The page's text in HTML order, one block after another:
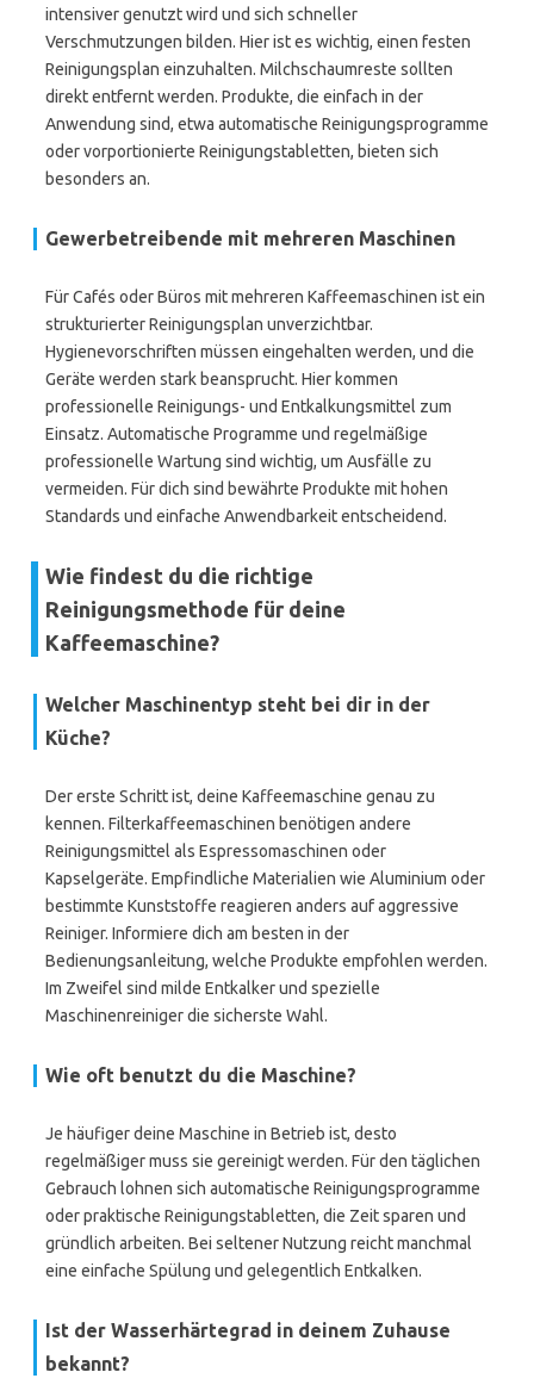
intensiver genutzt wird und sich schneller
Verschmutzungen bilden. Hier ist es wichtig, einen festen
Reinigungsplan einzuhalten. Milchschaumreste sollten
direkt entfernt werden. Produkte, die einfach in der
Anwendung sind, etwa automatische Reinigungsprogramme
oder vorportionierte Reinigungstabletten, bieten sich
besonders an.
Gewerbetreibende mit mehreren Maschinen
Für Cafés oder Büros mit mehreren Kaffeemaschinen ist ein
strukturierter Reinigungsplan unverzichtbar.
Hygienevorschriften müssen eingehalten werden, und die
Geräte werden stark beansprucht. Hier kommen
professionelle Reinigungs- und Entkalkungsmittel zum
Einsatz. Automatische Programme und regelmäßige
professionelle Wartung sind wichtig, um Ausfälle zu
vermeiden. Für dich sind bewährte Produkte mit hohen
Standards und einfache Anwendbarkeit entscheidend.
Wie findest du die richtige
Reinigungsmethode für deine
Kaffeemaschine?
Welcher Maschinentyp steht bei dir in der
Küche?
Der erste Schritt ist, deine Kaffeemaschine genau zu
kennen. Filterkaffeemaschinen benötigen andere
Reinigungsmittel als Espressomaschinen oder
Kapselgeräte. Empfindliche Materialien wie Aluminium oder
bestimmte Kunststoffe reagieren anders auf aggressive
Reiniger. Informiere dich am besten in der
Bedienungsanleitung, welche Produkte empfohlen werden.
Im Zweifel sind milde Entkalker und spezielle
Maschinenreiniger die sicherste Wahl.
Wie oft benutzt du die Maschine?
Je häufiger deine Maschine in Betrieb ist, desto
regelmäßiger muss sie gereinigt werden. Für den täglichen
Gebrauch lohnen sich automatische Reinigungsprogramme
oder praktische Reinigungstabletten, die Zeit sparen und
gründlich arbeiten. Bei seltener Nutzung reicht manchmal
eine einfache Spülung und gelegentlich Entkalken.
Ist der Wasserhärtegrad in deinem Zuhause
bekannt?